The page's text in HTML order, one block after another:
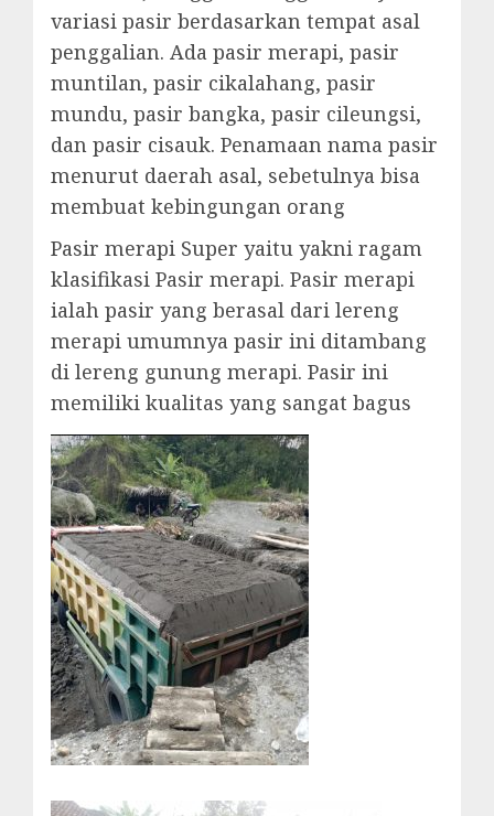
variasi pasir berdasarkan tempat asal
penggalian. Ada pasir merapi, pasir
muntilan, pasir cikalahang, pasir
mundu, pasir bangka, pasir cileungsi,
dan pasir cisauk. Penamaan nama pasir
menurut daerah asal, sebetulnya bisa
membuat kebingungan orang
Pasir merapi Super yaitu yakni ragam
klasifikasi Pasir merapi. Pasir merapi
ialah pasir yang berasal dari lereng
merapi umumnya pasir ini ditambang
di lereng gunung merapi. Pasir ini
memiliki kualitas yang sangat bagus